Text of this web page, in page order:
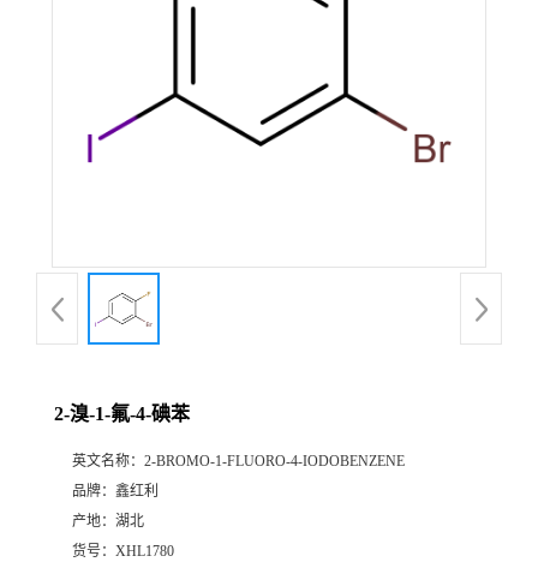
2-溴-1-氟-4-碘苯
英文名称： 2-BROMO-1-FLUORO-4-IODOBENZENE
品牌： 鑫红利
产地： 湖北
货号： XHL1780